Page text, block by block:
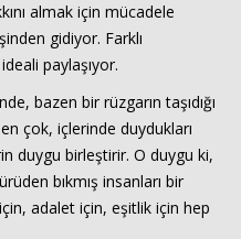
almak için mücadele
gidiyor. Farklı
paylaşıyor.
bazen bir rüzgarın taşıdığı
çok, içlerinde duydukları
duygu birleştirir. O duygu ki,
bıkmış insanları bir
adalet için, eşitlik için hep